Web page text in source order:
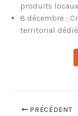
produits
8 décembre :
territorial
PRÉCÉDENT